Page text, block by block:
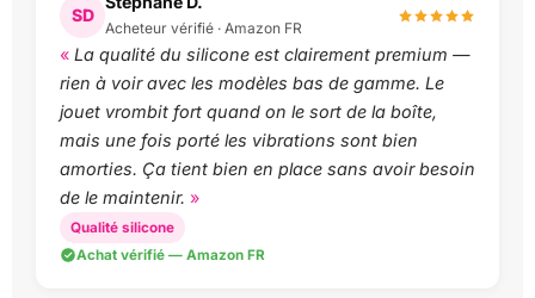
SD
Acheteur vérifié · Amazon FR
La qualité du silicone est clairement premium —
rien à voir avec les modèles bas de gamme. Le
jouet vrombit fort quand on le sort de la boîte,
mais une fois porté les vibrations sont bien
amorties. Ça tient bien en place sans avoir besoin
de le maintenir.
Qualité silicone
Achat vérifié — Amazon FR